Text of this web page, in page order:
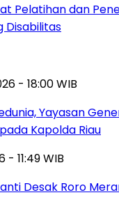
Pelatihan dan
Disabilitas
- 18:00 WIB
Yayasan
Kapolda Riau
- 11:49 WIB
Desak Roro